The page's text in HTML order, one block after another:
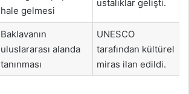
hale gelmesi
ustalıklar gelişti.
Baklavanın
uluslararası alanda
tanınması
UNESCO
tarafından kültürel
miras ilan edildi.